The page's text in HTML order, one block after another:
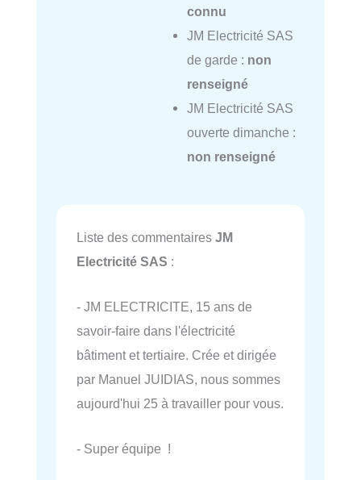
connu
JM Electricité SAS
de garde : non
renseigné
JM Electricité SAS
ouverte dimanche :
non renseigné
Liste des commentaires JM
Electricité SAS :
- JM ELECTRICITE, 15 ans de
savoir-faire dans l'électricité
bâtiment et tertiaire. Crée et dirigée
par Manuel JUIDIAS, nous sommes
aujourd'hui 25 à travailler pour vous.
- Super équipe !